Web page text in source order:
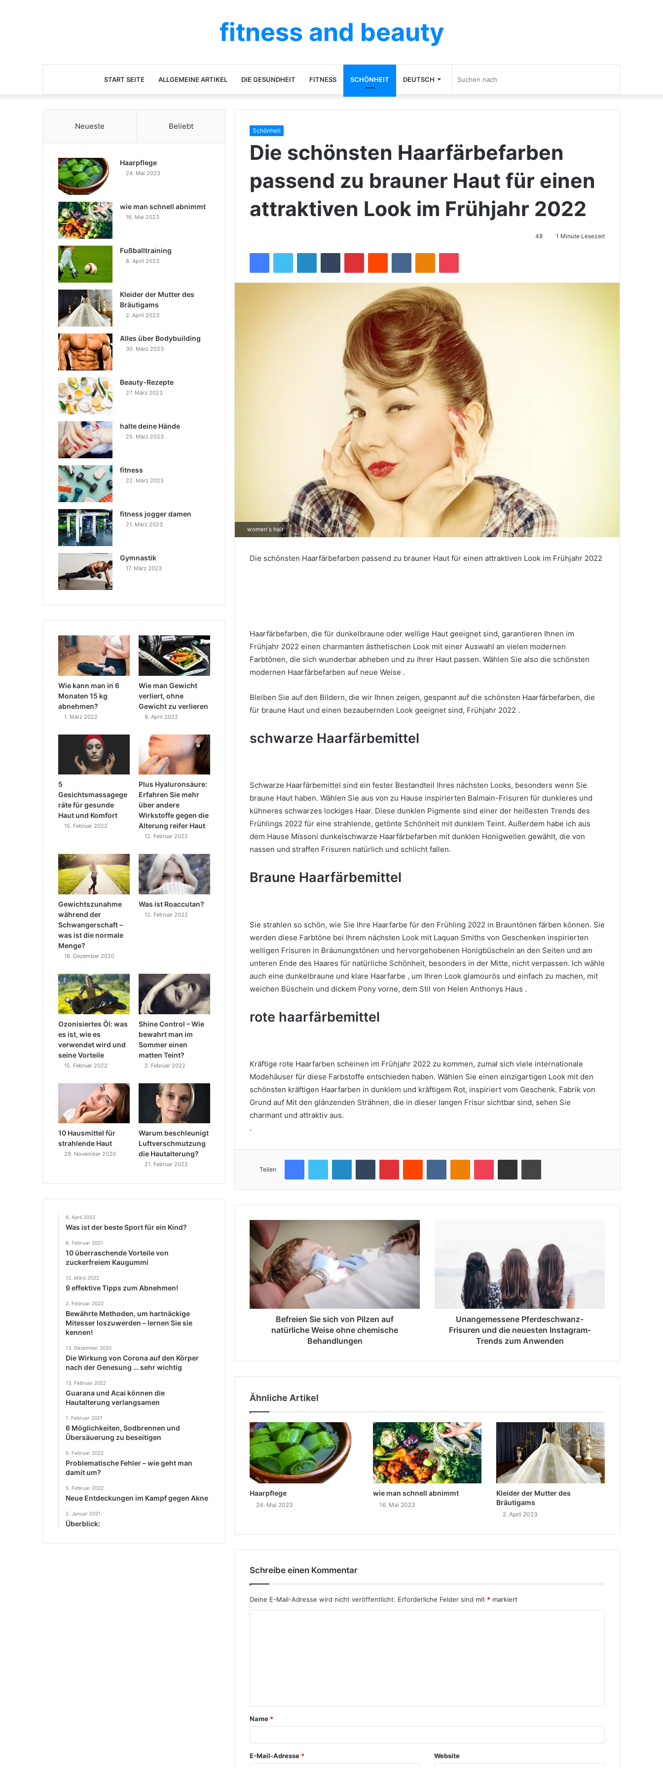
fitness and beauty
START SEITE ALLGEMEINE ARTIKEL DIE GESUNDHEIT FITNESS SCHÖNHEIT DEUTSCH
nach
Schönheit
Die schönsten Haarfärbefarben
passend zu brauner Haut für einen
attraktiven Look im Frühjahr 2022
48 1 Minute Lesezeit
women's hair
Die schönsten Haarfärbefarben passend zu brauner Haut für einen attraktiven Look im Frühjahr 2022
Haarfärbefarben, die für dunkelbraune oder wellige Haut geeignet sind, garantieren Ihnen im
Frühjahr 2022 einen charmanten ästhetischen Look mit einer Auswahl an vielen modernen
Farbtönen, die sich wunderbar abheben und zu Ihrer Haut passen. Wählen Sie also die schönsten
modernen Haarfärbefarben auf neue Weise .
Bleiben Sie auf den Bildern, die wir Ihnen zeigen, gespannt auf die schönsten Haarfärbefarben, die
für braune Haut und einen bezaubernden Look geeignet sind, Frühjahr 2022 .
schwarze Haarfärbemittel
Schwarze Haarfärbemittel sind ein fester Bestandteil Ihres nächsten Looks, besonders wenn Sie
braune Haut haben. Wählen Sie aus von zu Hause inspirierten Balmain-Frisuren für dunkleres und
kühneres schwarzes lockiges Haar. Diese dunklen Pigmente sind einer der heißesten Trends des
Frühlings 2022 für eine strahlende, getönte Schönheit mit dunklem Teint. Außerdem habe ich aus
dem Hause Missoni dunkelschwarze Haarfärbefarben mit dunklen Honigwellen gewählt, die von
nassen und straffen Frisuren natürlich und schlicht fallen.
Braune Haarfärbemittel
Sie strahlen so schön, wie Sie Ihre Haarfarbe für den Frühling 2022 in Brauntönen färben können. Sie
werden diese Farbtöne bei Ihrem nächsten Look mit Laquan Smiths von Geschenken inspirierten
welligen Frisuren in Bräunungstönen und hervorgehobenen Honigbüscheln an den Seiten und am
unteren Ende des Haares für natürliche Schönheit, besonders in der Mitte, nicht verpassen. Ich wähle
auch eine dunkelbraune und klare Haarfarbe , um Ihren Look glamourös und einfach zu machen, mit
weichen Büscheln und dickem Pony vorne, dem Stil von Helen Anthonys Haus .
rote haarfärbemittel
Kräftige rote Haarfarben scheinen im Frühjahr 2022 zu kommen, zumal sich viele internationale
Modehäuser für diese Farbstoffe entschieden haben. Wählen Sie einen einzigartigen Look mit den
schönsten kräftigen Haarfarben in dunklem und kräftigem Rot, inspiriert vom Geschenk. Fabrik von
Grund auf Mit den glänzenden Strähnen, die in dieser langen Frisur sichtbar sind, sehen Sie
charmant und attraktiv aus.
.
Teilen
Befreien Sie sich von Pilzen auf
natürliche Weise ohne chemische
Behandlungen
Unangemessene Pferdeschwanz-
Frisuren und die neuesten Instagram-
Trends zum Anwenden
Ähnliche Artikel
Haarpflege
24. Mai 2023
wie man schnell abnimmt
16. Mai 2023
Kleider der Mutter des
Bräutigams
2. April 2023
Schreibe einen Kommentar
Deine E-Mail-Adresse wird nicht veröffentlicht. Erforderliche Felder sind mit * markiert
t
a
Name *
E-Mail-Adresse * Website
Neueste Beliebt
Haarpflege
24. Mai 2023
wie man schnell abnimmt
16. Mai 2023
Fußballtraining
8. April 2023
Kleider der Mutter des
Bräutigams
2. April 2023
Alles über Bodybuilding
30. März 2023
Beauty-Rezepte
27. März 2023
halte deine Hände
25. März 2023
fitness
22. März 2023
fitness jogger damen
21. März 2023
Gymnastik
17. März 2023
Wie kann man in 6
Monaten 15 kg
abnehmen?
1. März 2022
Wie man Gewicht
verliert, ohne
Gewicht zu verlieren
9. April 2022
5
Gesichtsmassagege
räte für gesunde
Haut und Komfort
15. Februar 2022
Plus Hyaluronsäure:
Erfahren Sie mehr
über andere
Wirkstoffe gegen die
Alterung reifer Haut
12. Februar 2022
Gewichtszunahme
während der
Schwangerschaft –
was ist die normale
Menge?
18. Dezember 2020
Was ist Roaccutan?
12. Februar 2022
Ozonisiertes Öl: was
es ist, wie es
verwendet wird und
seine Vorteile
15. Februar 2022
Shine Control – Wie
bewahrt man im
Sommer einen
matten Teint?
2. Februar 2022
10 Hausmittel für
strahlende Haut
29. November 2020
Warum beschleunigt
Luftverschmutzung
die Hautalterung?
21. Februar 2022
6. April 2022
Was ist der beste Sport für ein Kind?
6. Februar 2021
10 überraschende Vorteile von
zuckerfreiem Kaugummi
12. März 2022
9 effektive Tipps zum Abnehmen!
2. Februar 2022
Bewährte Methoden, um hartnäckige
Mitesser loszuwerden – lernen Sie sie
kennen!
13. Dezember 2020
Die Wirkung von Corona auf den Körper
nach der Genesung … sehr wichtig
13. Februar 2022
Guarana und Acai können die
Hautalterung verlangsamen
1. Februar 2021
6 Möglichkeiten, Sodbrennen und
Übersäuerung zu beseitigen
5. Februar 2022
Problematische Fehler – wie geht man
damit um?
5. Februar 2022
Neue Entdeckungen im Kampf gegen Akne
2. Januar 2021
Überblick: